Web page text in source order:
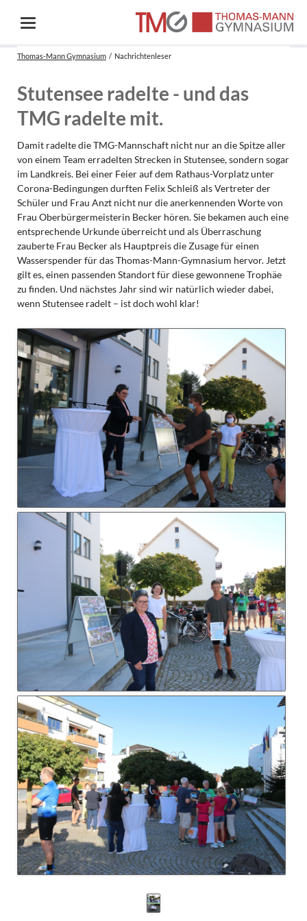
Thomas-Mann Gymnasium Nachrichtenleser
Stutensee radelte - und das
TMG radelte mit.
Damit radelte die TMG-Mannschaft nicht nur an die Spitze aller
von einem Team erradelten Strecken in Stutensee, sondern sogar
im Landkreis. Bei einer Feier auf dem Rathaus-Vorplatz unter
Corona-Bedingungen durften Felix Schleiß als Vertreter der
Schüler und Frau Anzt nicht nur die anerkennenden Worte von
Frau Oberbürgermeisterin Becker hören. Sie bekamen auch eine
entsprechende Urkunde überreicht und als Überraschung
zauberte Frau Becker als Hauptpreis die Zusage für einen
Wasserspender für das Thomas-Mann-Gymnasium hervor. Jetzt
gilt es, einen passenden Standort für diese gewonnene Trophäe
zu finden. Und nächstes Jahr sind wir natürlich wieder dabei,
wenn Stutensee radelt – ist doch wohl klar!